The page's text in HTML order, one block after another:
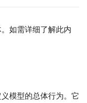
如需详细了解此内
模型的总体行为。它